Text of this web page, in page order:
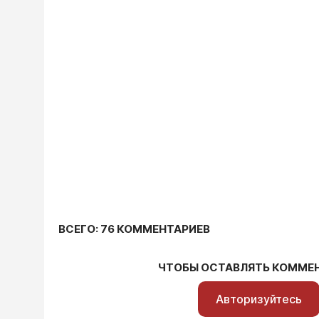
ВСЕГО: 76 КОММЕНТАРИЕВ
ЧТОБЫ ОСТАВЛЯТЬ
Авторизуйтесь